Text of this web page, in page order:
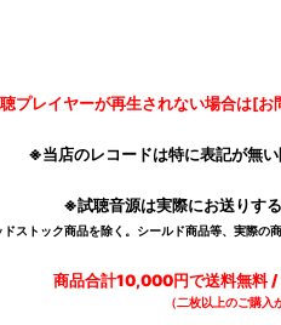
プレイヤーが再生されない場合は[
※当店のレコードは特に表記が無
※試聴音源は実際にお送りす
ストック商品を除く。シールド商品等、実際の
商品合計10,000円で送料無料
（二枚以上のご購入